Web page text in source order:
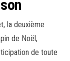
la deuxième
de Noël,
de toute